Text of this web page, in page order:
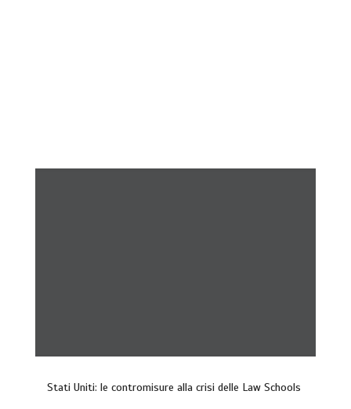
Stati Uniti: le contromisure alla crisi delle Law Schools